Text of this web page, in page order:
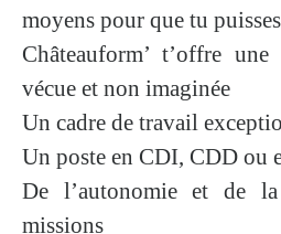
moyens pour que tu
Châteauform’ t’offre
vécue et non imaginée
Un cadre de travail
Un poste en CDI, CDD ou
De l’autonomie et de
missions